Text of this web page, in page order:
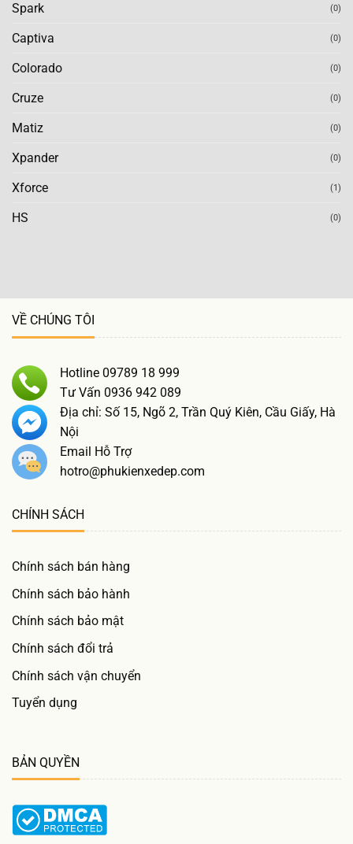
Spark (0)
Captiva (0)
Colorado (0)
Cruze (0)
Matiz (0)
Xpander (0)
Xforce (1)
HS (0)
VỀ CHÚNG TÔI
Hotline 09789 18 999
Tư Vấn 0936 942 089
Địa chỉ: Số 15, Ngõ 2, Trần Quý Kiên, Cầu Giấy, Hà
Nội
Email Hỗ Trợ
hotro@phukienxedep.com
CHÍNH SÁCH
Chính sách bán hàng
Chính sách bảo hành
Chính sách bảo mật
Chính sách đổi trả
Chính sách vận chuyển
Tuyển dụng
BẢN QUYỀN